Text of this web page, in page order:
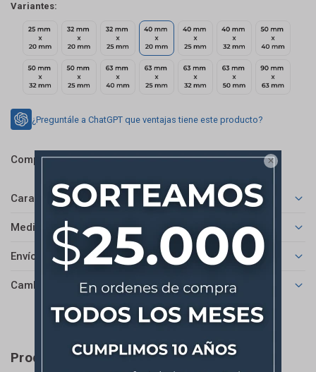

Variantes:
¿Preguntále a ChatGPT que ventajas tiene este producto?
 
Características
Medios de pago
Envíos
Cambios y Devoluciones
Productos que te pueden interesar